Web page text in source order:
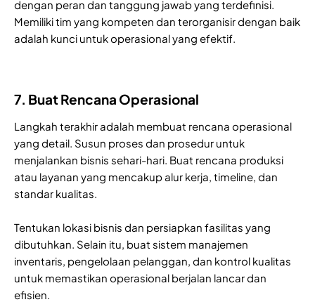
dengan peran dan tanggung jawab yang terdefinisi.
Memiliki tim yang kompeten dan terorganisir dengan baik
adalah kunci untuk operasional yang efektif.
7. Buat Rencana Operasional
Langkah terakhir adalah membuat rencana operasional
yang detail. Susun proses dan prosedur untuk
menjalankan bisnis sehari-hari. Buat rencana produksi
atau layanan yang mencakup alur kerja, timeline, dan
standar kualitas.
Tentukan lokasi bisnis dan persiapkan fasilitas yang
dibutuhkan. Selain itu, buat sistem manajemen
inventaris, pengelolaan pelanggan, dan kontrol kualitas
untuk memastikan operasional berjalan lancar dan
efisien.